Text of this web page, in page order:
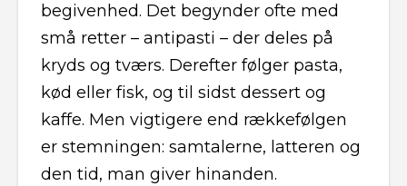
begivenhed. Det begynder ofte med
små retter – antipasti – der deles på
kryds og tværs. Derefter følger pasta,
kød eller fisk, og til sidst dessert og
kaffe. Men vigtigere end rækkefølgen
er stemningen: samtalerne, latteren og
den tid, man giver hinanden.